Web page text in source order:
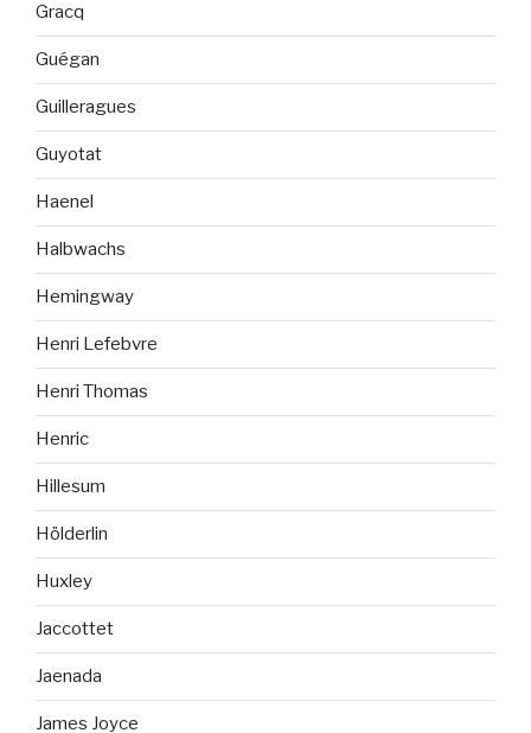
Gracq
Guégan
Guilleragues
Guyotat
Haenel
Halbwachs
Hemingway
Henri Lefebvre
Henri Thomas
Henric
Hillesum
Hölderlin
Huxley
Jaccottet
Jaenada
James Joyce